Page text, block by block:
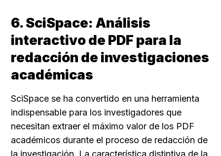
6. SciSpace: Análisis
interactivo de PDF para la
redacción de investigaciones
académicas
SciSpace se ha convertido en una herramienta
indispensable para los investigadores que
necesitan extraer el máximo valor de los PDF
académicos durante el proceso de redacción de
la investigación. La característica distintiva de la